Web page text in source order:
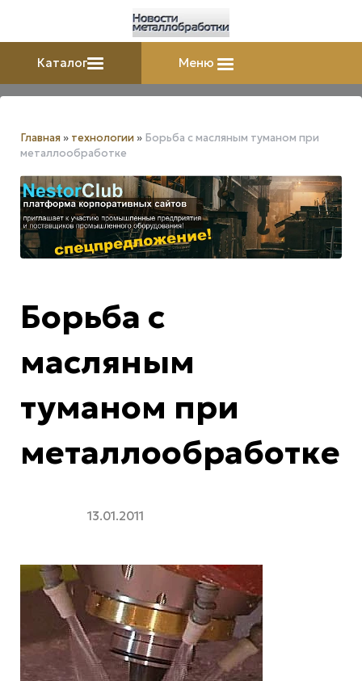
Каталог Меню
Главная » технологии » Борьба с масляным туманом при
металлообработке
Борьба с
масляным
туманом при
металлообработке
13.01.2011